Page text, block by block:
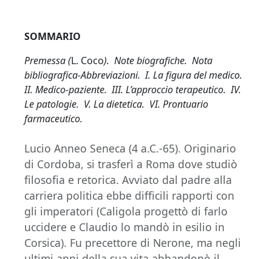
SOMMARIO
Premessa (L. Coco). Note biografiche. Nota
bibliografica-Abbreviazioni. I. La figura del medico.
II. Medico-paziente. III. L’approccio terapeutico. IV.
Le patologie. V. La dietetica. VI. Prontuario
farmaceutico.
Lucio Anneo Seneca (4 a.C.-65). Originario
di Cordoba, si trasferì a Roma dove studiò
filosofia e retorica. Avviato dal padre alla
carriera politica ebbe difficili rapporti con
gli imperatori (Caligola progettò di farlo
uccidere e Claudio lo mandò in esilio in
Corsica). Fu precettore di Nerone, ma negli